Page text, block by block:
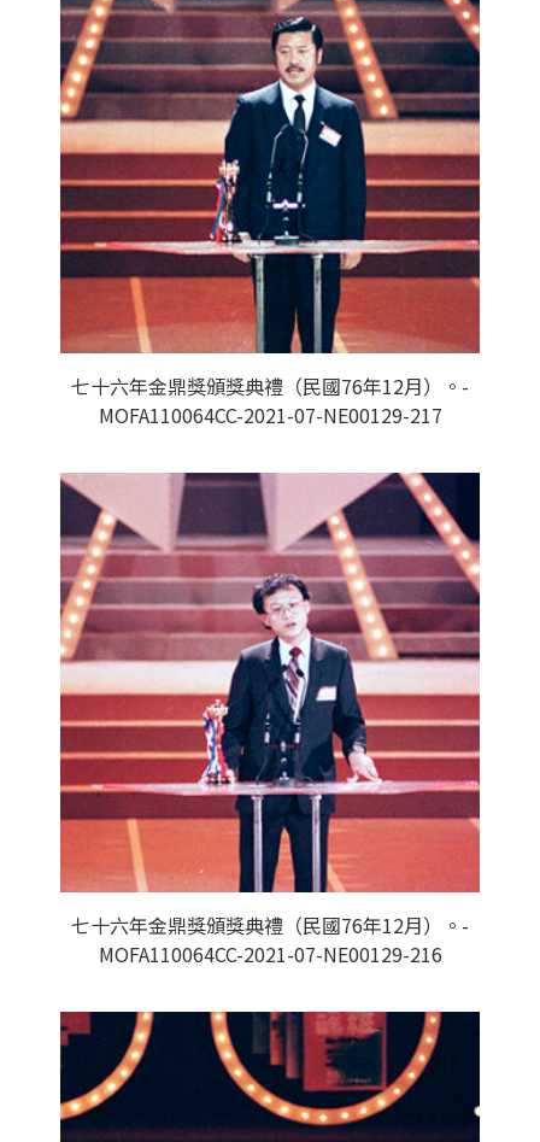
七十六年金鼎獎頒獎典禮（民國76年12月）。-
MOFA110064CC-2021-07-NE00129-217
七十六年金鼎獎頒獎典禮（民國76年12月）。-
MOFA110064CC-2021-07-NE00129-216